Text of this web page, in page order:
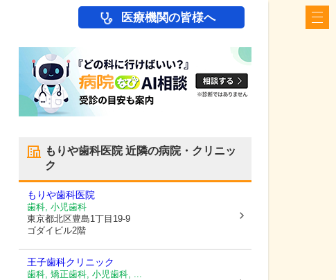
医療機関の皆様へ
もりや歯科医院近隣の病院・クリニッ
ク
もりや歯科医院
歯科, 小児歯科
東京都北区豊島1丁目19-9
ゴダイビル2階
王子歯科クリニック
歯科, 矯正歯科, 小児歯科, ...